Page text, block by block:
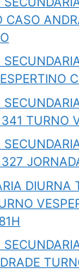
2026: la
como
CASO
TURNO
DIURNA